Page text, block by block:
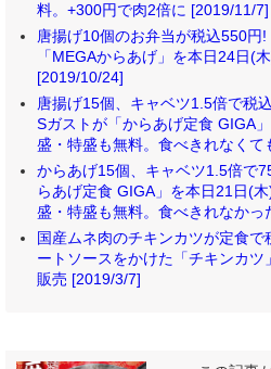
料。+300円で肉2倍に [2019/11/7]
唐揚げ10個のお弁当が税込550円
「MEGAからあげ」を本日24日(
[2019/10/24]
唐揚げ15個、キャベツ1.5倍で税
Sガストが「からあげ定食 GIGA
盛・特盛も無料。食べきれなく
からあげ15個、キャベツ1.5倍で
らあげ定食 GIGA」を本日21日(
盛・特盛も無料。食べきれなか
国産ムネ肉のチキンカツが定食で
ートソースをかけた「チキンカ
販売 [2019/3/7]